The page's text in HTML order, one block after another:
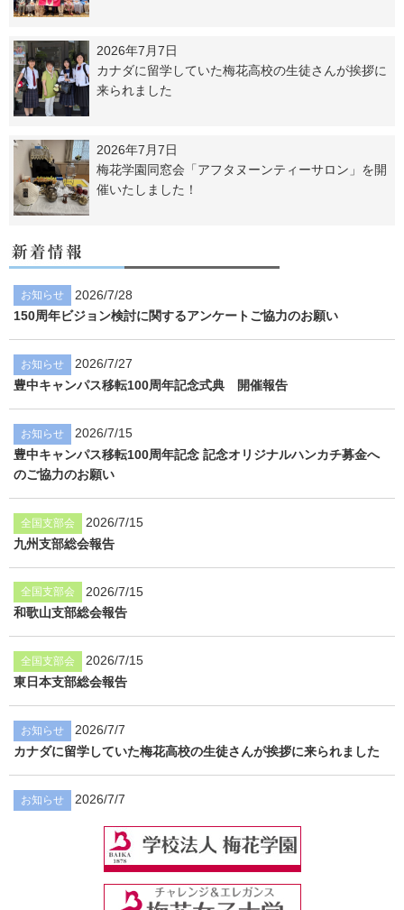
2026年7月7日
カナダに留学していた梅花高校の生徒さんが挨拶に
来られました
2026年7月7日
梅花学園同窓会「アフタヌーンティーサロン」を開
催いたしました！
お知らせ
2026/7/28
150周年ビジョン検討に関するアンケートご協力のお願い
お知らせ
2026/7/27
豊中キャンパス移転100周年記念式典 開催報告
お知らせ
2026/7/15
豊中キャンパス移転100周年記念 記念オリジナルハンカチ募金へ
のご協力のお願い
全国支部会
2026/7/15
九州支部総会報告
全国支部会
2026/7/15
和歌山支部総会報告
全国支部会
2026/7/15
東日本支部総会報告
お知らせ
2026/7/7
カナダに留学していた梅花高校の生徒さんが挨拶に来られました
お知らせ
2026/7/7
2026/6/22